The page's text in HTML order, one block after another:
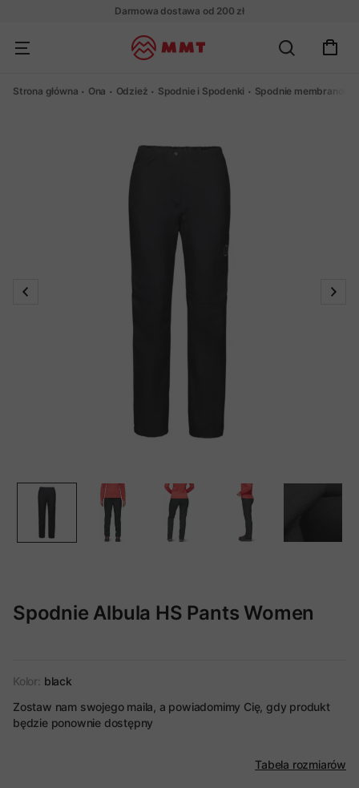
Darmowa dostawa od 200 zł
Strona główna Ona Odzież Spodnie i Spodenki Spodnie membranowe
Spodnie Albula HS Pants Women
Kolor: black
Zostaw nam swojego maila, a powiadomimy Cię, gdy produkt
będzie ponownie dostępny
Tabela rozmiarów